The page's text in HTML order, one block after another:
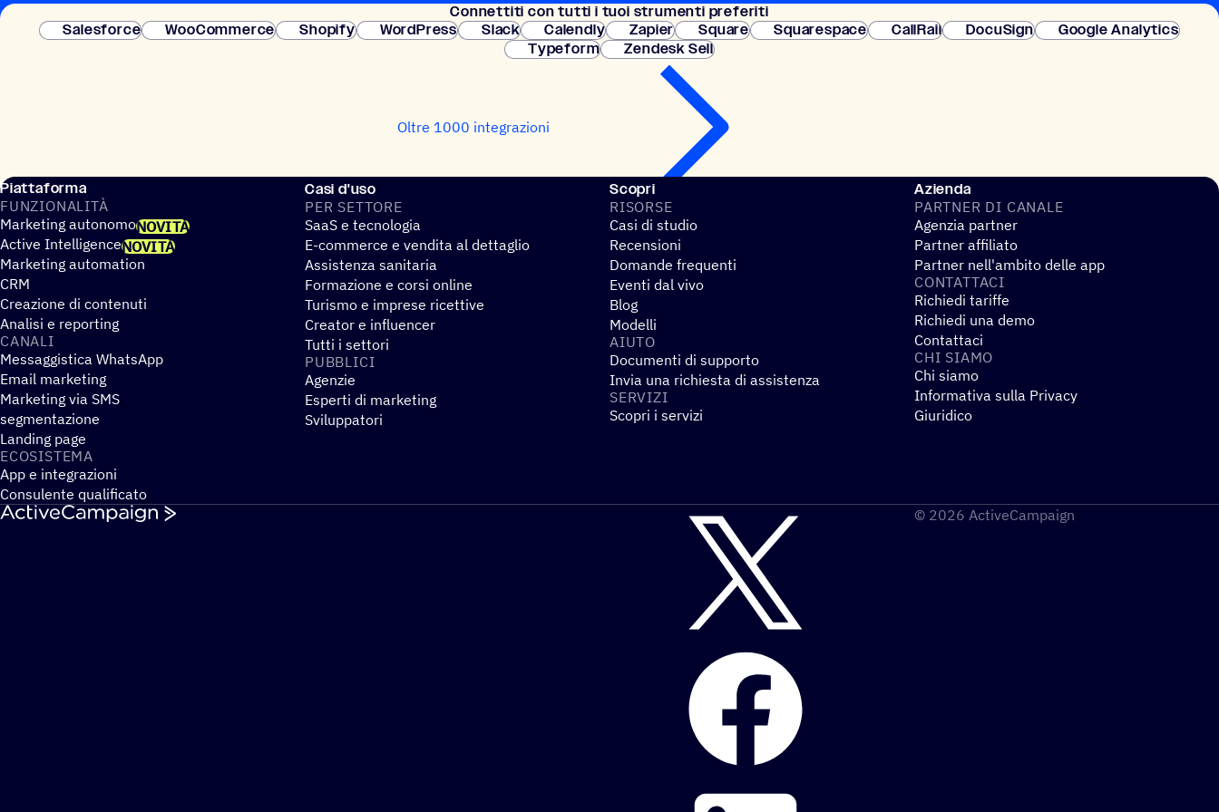
Configurazione istantanea.
Connet­titi con tutti i tuoi strumenti preferiti
Salesforce
WooCommerce Shopify WordPress Slack Calendly Zapier Square Squarespace CallRail DocuSign
Google Analytics
Typeform
Zendesk Sell
Oltre 1000 integrazioni
Piattaforma
FUNZIO­NA­LITÀ
Marketing autonomoNOVITÀ
Active IntelligenceNOVITÀ
Marketing automation
CRM
Creazione di contenuti
Analisi e reporting
CANALI
Messaggistica WhatsApp
Email marketing
Marketing via SMS
segmentazione
Landing page
ECOSI­STEMA
App e integrazioni
Consulente qualificato
Casi d'uso
PER SETTORE
SaaS e tecnologia
E-commerce e vendita al dettaglio
Assistenza sanitaria
Formazione e corsi online
Turismo e imprese ricettive
Creator e influencer
Tutti i settori
PUBBLICI
Agenzie
Esperti di marketing
Sviluppatori
Scopri
RISORSE
Casi di studio
Recensioni
Domande frequenti
Eventi dal vivo
Blog
Modelli
AIUTO
Documenti di supporto
Invia una richiesta di assistenza
SERVIZI
Scopri i servizi
Azienda
PARTNER DI CANALE
Agenzia partner
Partner affiliato
Partner nell'ambito delle app
CONTAT­TACI
Richiedi tariffe
Richiedi una demo
Contattaci
CHI SIAMO
Chi siamo
Informativa sulla Privacy
Giuridico
© 2026 ActiveCampaign